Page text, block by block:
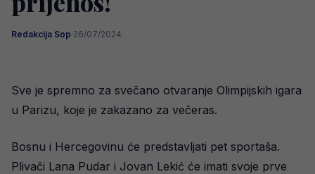
Redakcija Sop·26/07/2024
Sve je spremno za svečano otvaranje Olimpijskih igara
u Parizu, koje je zakazano za večeras.
Bosnu i Hercegovinu će predstavljati pet sportaša.
Plivači Lana Pudar i Jovan Lekić će imati svoje prve